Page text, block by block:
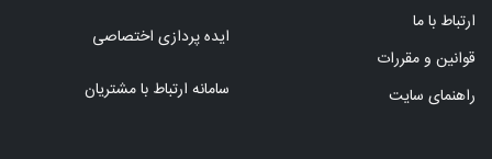
ارتباط با ما
قوانین و مقررات
راهنمای سایت
ایده پردازی اختصاصی
سامانه ارتباط با مشتریان